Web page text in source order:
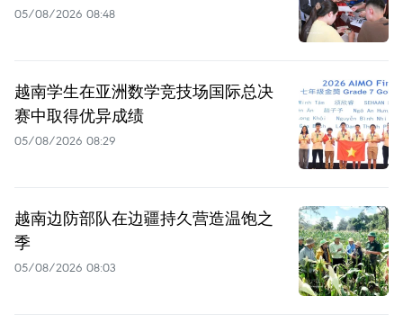
05/08/2026 08:48
越南学生在亚洲数学竞技场国际总决
赛中取得优异成绩
05/08/2026 08:29
越南边防部队在边疆持久营造温饱之
季
05/08/2026 08:03